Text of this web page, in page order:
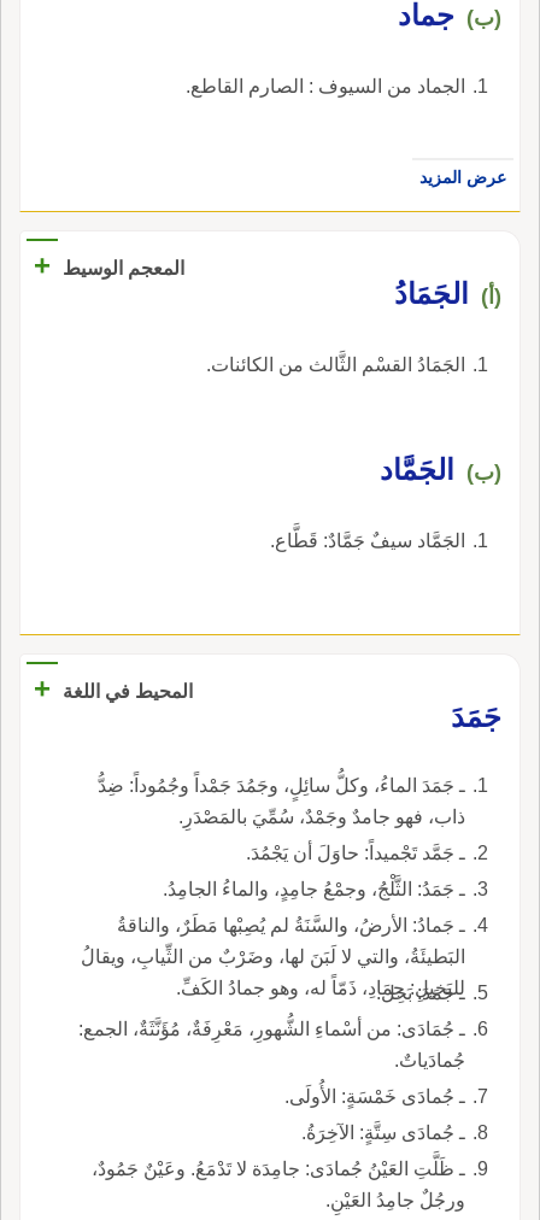
(ب) جماد
الجماد من السيوف : الصارم القاطع.
عرض المزيد
المعجم الوسيط +
(أ) الجَمَادُ
الجَمَادُ القسْم الثَّالث من الكائنات.
(ب) الجَمَّاد
الجَمَّاد سيفٌ جَمَّادٌ: قَطَّاع.
المحيط في اللغة
+
جَمَدَ
ـ جَمَدَ الماءُ، وكلُّ سائِلٍ، وجَمُدَ جَمْداً وجُمُوداً: ضِدُّ
ذاب، فهو جامدٌ وجَمْدٌ، سُمِّيَ بالمَصْدَرِ.
ـ جَمَّد تَجْميداً: حاوَلَ أن يَجْمُدَ.
ـ جَمَدُ: الثَّلْجُ، وجمْعُ جامِدٍ، والماءُ الجامِدُ.
ـ جَمادُ: الأرضُ، والسَّنَةُ لم يُصِبْها مَطَرٌ، والناقةُ
البَطيئَةُ، والتي لا لَبَنَ لها، وضَرْبٌ من الثِّيابِ، ويقالُ
للبَخيلِ: جمادِ، ذَمّاً له، وهو جمادُ الكَفِّ.
ـ جَمَدَ: بَخِلَ.
ـ جُمَادَى: من أسْماءِ الشُّهورِ، مَعْرِفَةٌ، مُؤَنَّثَةٌ، الجمع:
جُمادَياتٌ.
ـ جُمادَى خَمْسَةٍ: الأُولَى.
ـ جُمادَى سِتَّةٍ: الآخِرَةُ.
ـ ظَلَّتِ العَيْنُ جُمادَى: جامِدَة لا تَدْمَعُ. وعَيْنٌ جَمُودٌ،
ورجُلٌ جامِدُ العَيْنِ.